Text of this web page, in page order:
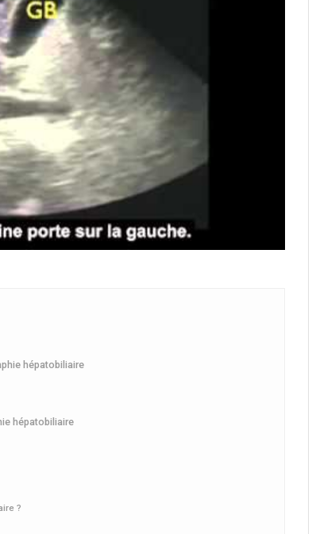
hépatobiliaire
hépatobiliaire
?